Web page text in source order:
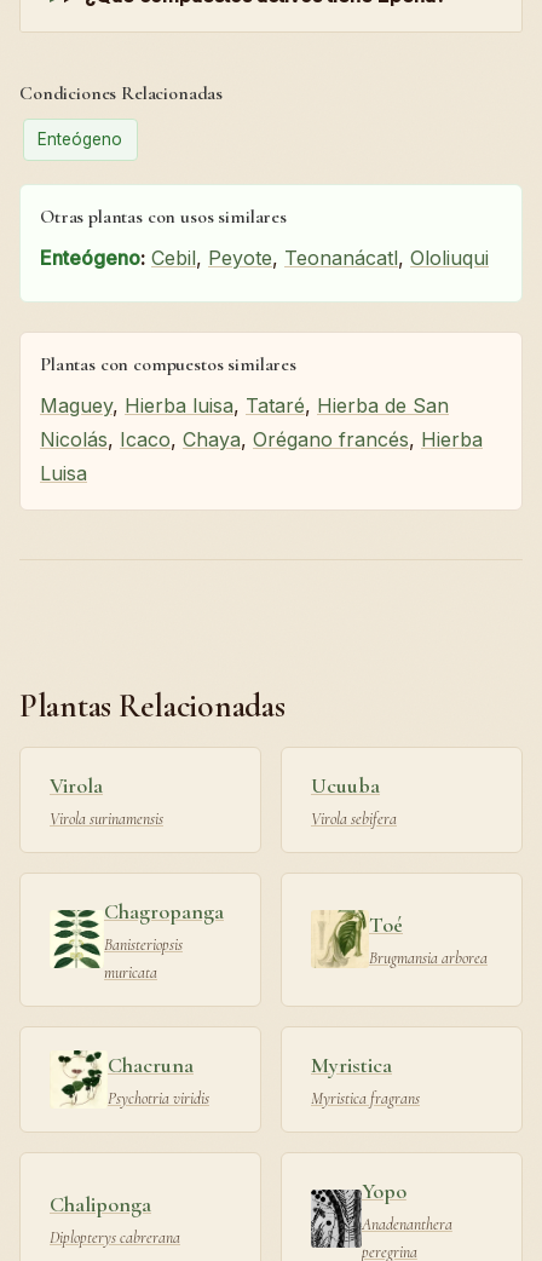
Condiciones Relacionadas
Enteógeno
Otras plantas con usos similares
Enteógeno: Cebil, Peyote, Teonanácatl, Ololiuqui
Plantas con compuestos similares
Maguey, Hierba luisa, Tataré, Hierba de San
Nicolás, Icaco, Chaya, Orégano francés, Hierba
Luisa
Plantas Relacionadas
Virola
Virola surinamensis
Ucuuba
Virola sebifera
Chagropanga
Banisteriopsis
muricata
Toé
Brugmansia arborea
Chacruna
Psychotria viridis
Myristica
Myristica fragrans
Chaliponga
Diplopterys cabrerana
Yopo
Anadenanthera
peregrina